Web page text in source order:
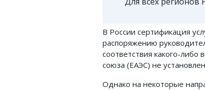
В России сертификация
распоряжению
соответствия какого-
союза (ЕАЭС) не
Однако на некоторые